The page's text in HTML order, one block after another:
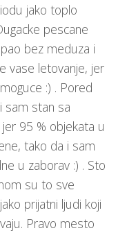
jako toplo
pescane
bez meduza i
vase letovanje, jer
:) . Pored
sam stan sa
95 % objekata u
tako da i sam
u zaborav :) . Sto
su to sve
prijatni ljudi koji
Pravo mesto